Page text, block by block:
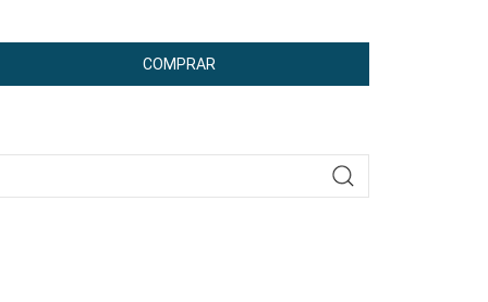
COMPRAR